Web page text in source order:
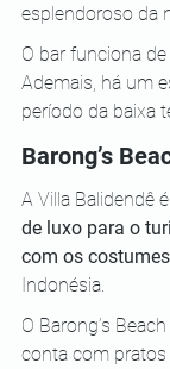
esplendoroso da
O bar funciona
Ademais, há um
período da baixa
Barong’s
A Villa Balidendê
de luxo para o
com os
Indonésia.
O Barong’s
conta com